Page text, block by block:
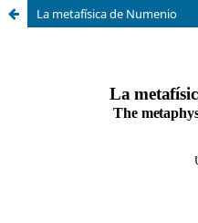
La metafísica de Numenio